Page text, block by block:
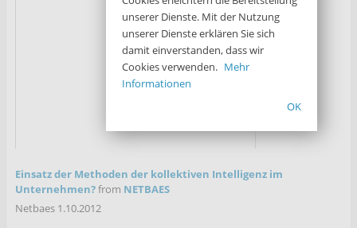
Einsatz der Methoden der kollektiven Intelligenz im
Unternehmen?from NETBAES
Netbaes 1.10.2012
unserer Dienste. Mit der Nutzung
unserer Dienste erklären Sie sich
damit einverstanden, dass wir
Cookies verwenden. Mehr
Informationen
OK